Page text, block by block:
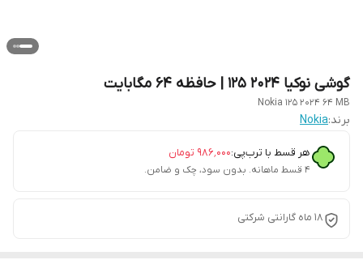
گوشی نوکیا 2024 125 | حافظه 64 مگابایت
Nokia 125 2024 64 MB
برند:Nokia
هر قسط با ترب‌پی:۹۸۶٬۰۰۰ تومان
۴ قسط ماهانه. بدون سود، چک و ضامن.
18 ماه گارانتی شرکتی